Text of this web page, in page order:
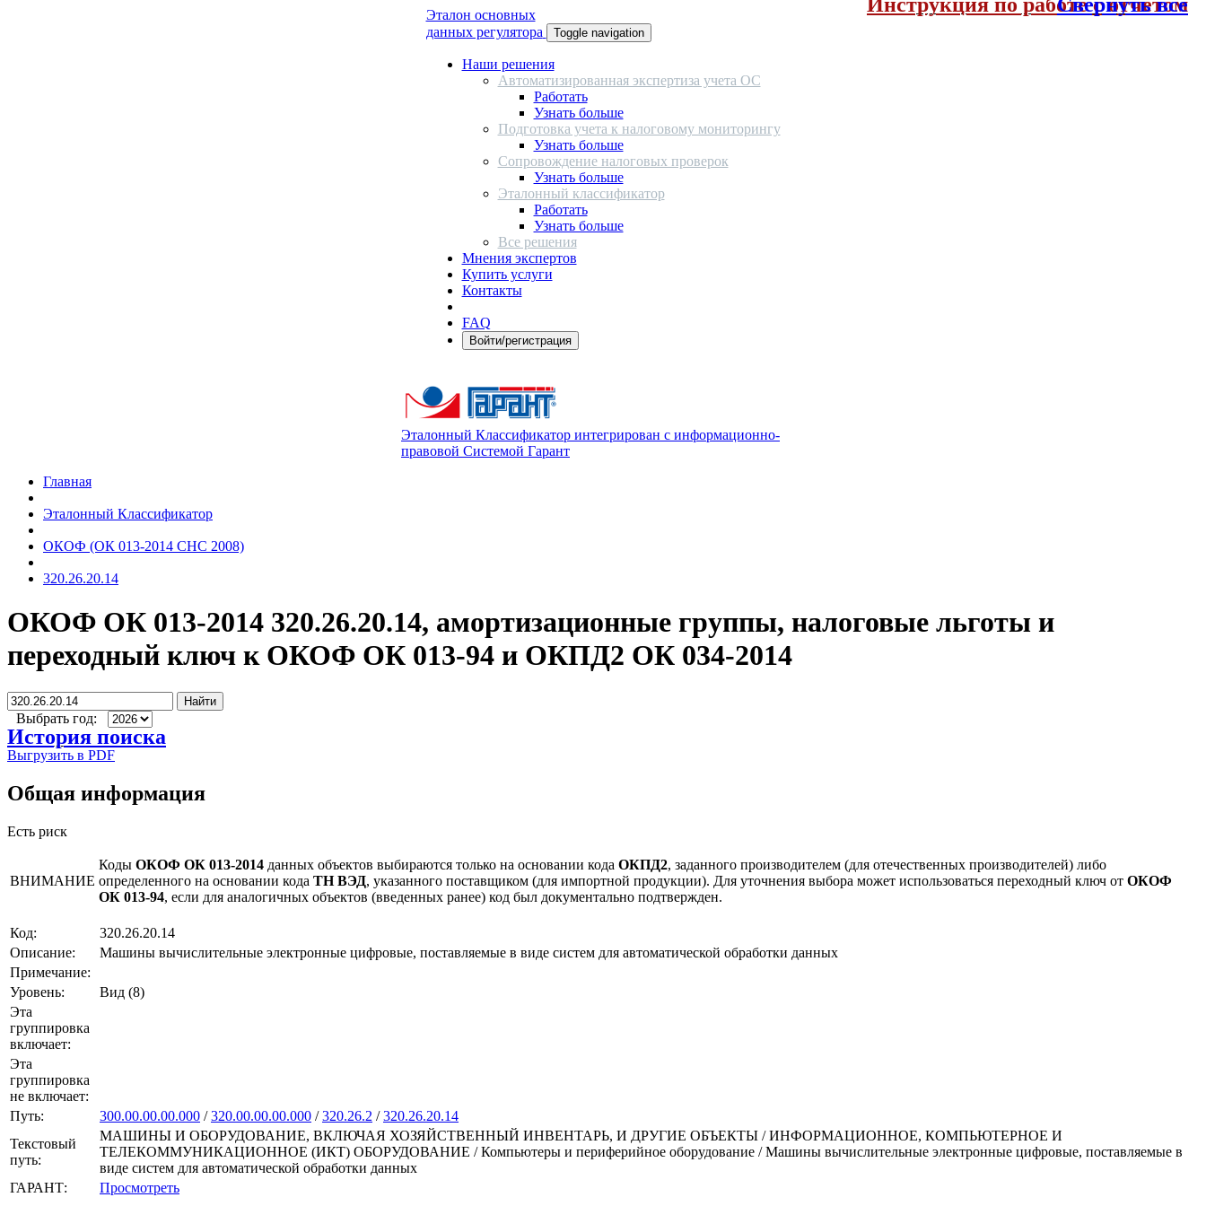
Эталон основных
данных регулятора
Toggle navigation
Наши решения
Автоматизированная экспертиза учета ОС
Работать
Узнать больше
Подготовка учета к налоговому мониторингу
Узнать больше
Сопровождение налоговых проверок
Узнать больше
Эталонный классификатор
Работать
Узнать больше
Все решения
Мнения экспертов
Купить услуги
Контакты
FAQ
Войти/регистрация
Эталонный Классификатор интегрирован с информационно-
правовой Системой Гарант
Главная
Эталонный Классификатор
ОКОФ (ОК 013-2014 СНС 2008)
320.26.20.14
ОКОФ ОК 013-2014 320.26.20.14, амортизационные группы, налоговые льготы и
переходный ключ к ОКОФ ОК 013-94 и ОКПД2 ОК 034-2014
Найти
Выбрать год:
История поиска
Выгрузить в PDF
Общая информация
Есть риск
ВНИМАНИЕ
Коды ОКОФ ОК 013-2014 данных объектов выбираются только на основании кода ОКПД2, заданного производителем (для отечественных производителей) либо
определенного на основании кода ТН ВЭД, указанного поставщиком (для импортной продукции). Для уточнения выбора может использоваться переходный ключ от ОКОФ
ОК 013-94, если для аналогичных объектов (введенных ранее) код был документально подтвержден.
Код:
320.26.20.14
Описание:
Машины вычислительные электронные цифровые, поставляемые в виде систем для автоматической обработки данных
Примечание:
Уровень:
Вид (8)
Эта
группировка
включает:
Эта
группировка
не включает:
Путь:
300.00.00.00.000 /320.00.00.00.000 /320.26.2 /320.26.20.14
Текстовый
путь:
МАШИНЫ И ОБОРУДОВАНИЕ, ВКЛЮЧАЯ ХОЗЯЙСТВЕННЫЙ ИНВЕНТАРЬ, И ДРУГИЕ ОБЪЕКТЫ / ИНФОРМАЦИОННОЕ, КОМПЬЮТЕРНОЕ И
ТЕЛЕКОММУНИКАЦИОННОЕ (ИКТ) ОБОРУДОВАНИЕ / Компьютеры и периферийное оборудование / Машины вычислительные электронные цифровые, поставляемые в
виде систем для автоматической обработки данных
ГАРАНТ:
Просмотреть